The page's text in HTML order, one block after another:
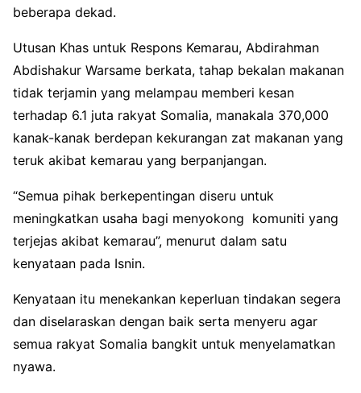
beberapa dekad.
Utusan Khas untuk Respons Kemarau, Abdirahman
Abdishakur Warsame berkata, tahap bekalan makanan
tidak terjamin yang melampau memberi kesan
terhadap 6.1 juta rakyat Somalia, manakala 370,000
kanak-kanak berdepan kekurangan zat makanan yang
teruk akibat kemarau yang berpanjangan.
“Semua pihak berkepentingan diseru untuk
meningkatkan usaha bagi menyokong komuniti yang
terjejas akibat kemarau”, menurut dalam satu
kenyataan pada Isnin.
Kenyataan itu menekankan keperluan tindakan segera
dan diselaraskan dengan baik serta menyeru agar
semua rakyat Somalia bangkit untuk menyelamatkan
nyawa.